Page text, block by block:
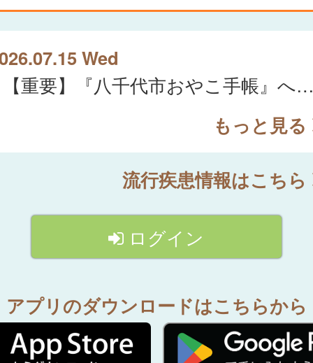
Wed
【重要】『八千代市おやこ手帳』
もっと見る
流行疾患情報はこちら
ログイン
アプリのダウンロードはこちらから